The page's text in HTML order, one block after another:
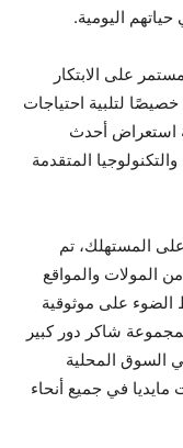
اليومية.
على الابتكار
لتلبية احتياجات
استعراض أحدث
المتقدمة
المستهلك، تم
المولات والمواقع
الضوء على موثوقية
شاكر دور كبير
السوق المحلية
مايديا في جميع أنحاء